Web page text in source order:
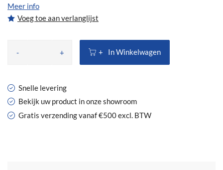
Meer info
Voeg toe aan verlanglijst
- + In Winkelwagen
Snelle levering
Bekijk uw product in onze showroom
Gratis verzending vanaf €500 excl. BTW